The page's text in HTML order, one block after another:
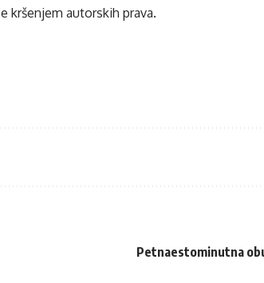
kršenjem autorskih prava.
Petnaestominutna